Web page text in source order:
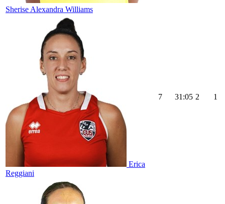
Sherise Alexandra Williams
Erica
Reggiani
7 31:05 2 1